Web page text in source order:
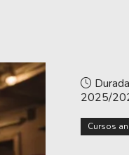
2025/
Cursos